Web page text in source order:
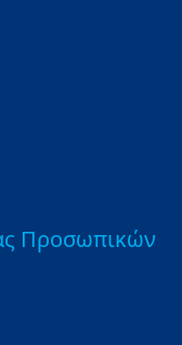
Προσωπικών